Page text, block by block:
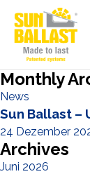
Monthly
News
Sun Ballast –
24 Dezember
Archives
Juni 2026